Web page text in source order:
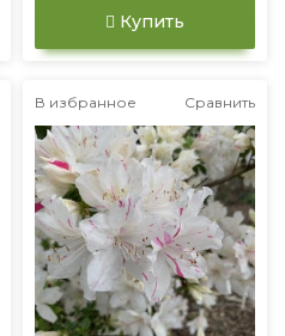
Купить
В избранное Сравнить